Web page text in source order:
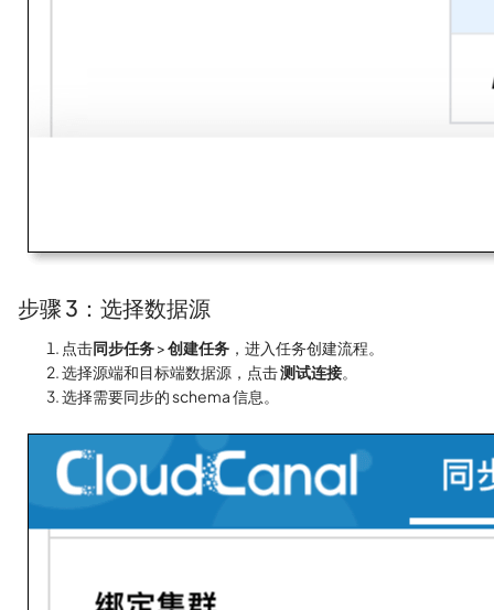
步骤 3：选择数据源
点击同步任务>创建任务 ，进入任务创建流程。
选择源端和目标端数据源，点击测试连接。
选择需要同步的 schema 信息。